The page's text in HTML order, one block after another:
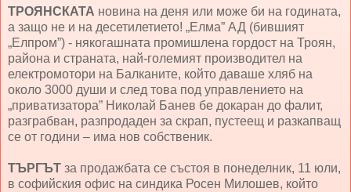
ТРОЯНСКАТА новина на деня или може би на годината,
а защо не и на десетилетието! „Елма” АД (бившият
„Елпром”) - някогашната промишлена гордост на Троян,
района и страната, най-големият производител на
електромотори на Балканите, който даваше хляб на
около 3000 души и след това под управлението на
„приватизатора” Николай Банев бе докаран до фалит,
разграбван, разпродаден за скрап, пустеещ и разкапващ
се от години – има нов собственик.
ТЪРГЪТ за продажбата се състоя в понеделник, 11 юли,
в софийския офис на синдика Росен Милошев, който